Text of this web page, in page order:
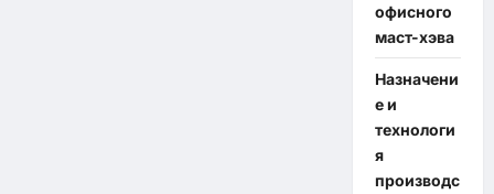
офисного
маст-хэва
Назначени
е и
технологи
я
производс